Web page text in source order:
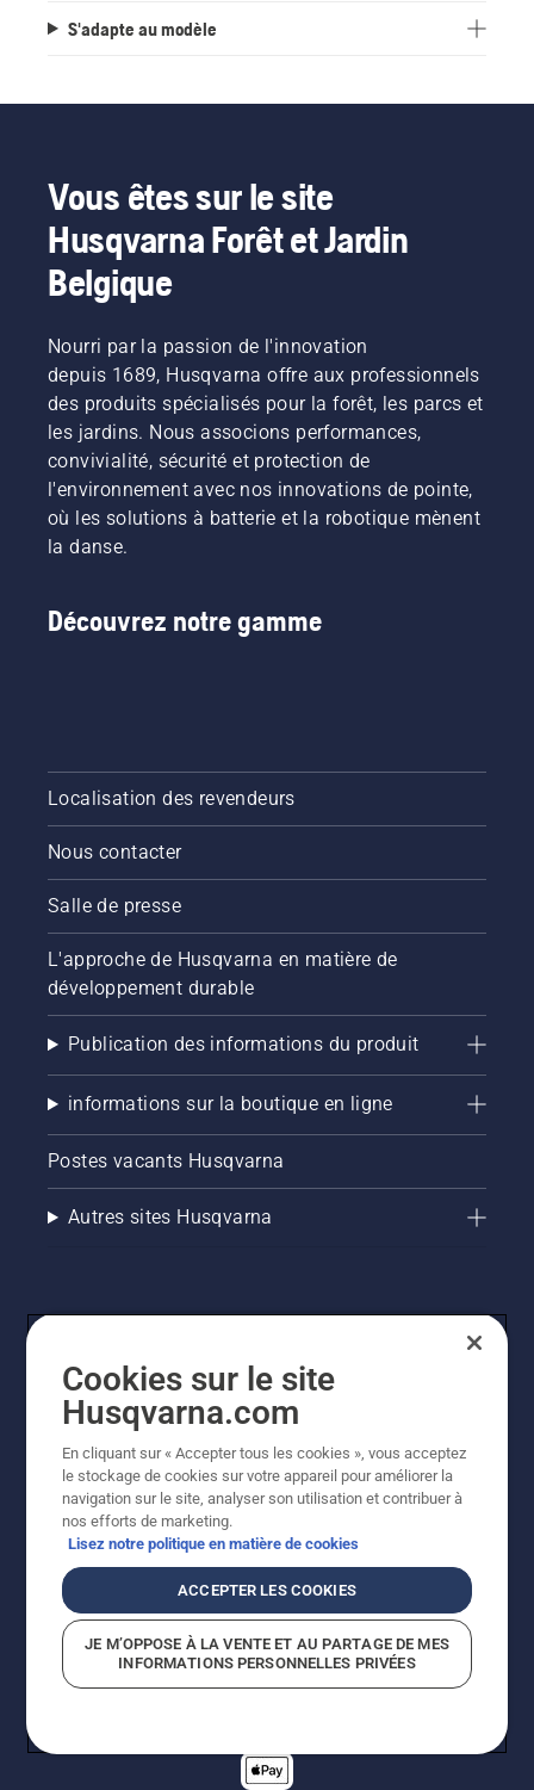
S'adapte au modèle
Vous êtes sur le site
Husqvarna Forêt et Jardin
Belgique
Nourri par la passion de l'innovation
depuis 1689, Husqvarna offre aux professionnels
des produits spécialisés pour la forêt, les parcs et
les jardins. Nous associons performances,
convivialité, sécurité et protection de
l'environnement avec nos innovations de pointe,
où les solutions à batterie et la robotique mènent
la danse.
Découvrez notre gamme
Localisation des revendeurs
Nous contacter
Salle de presse
L'approche de Husqvarna en matière de
développement durable
Publication des informations du produit
informations sur la boutique en ligne
Postes vacants Husqvarna
Autres sites Husqvarna
© Husqvarna AB (publ). Tous droits réservés. Les prix
indiqués sont des prix de vente conseillés. Tous les prix
indiqués sont des prix de vente recommandés (TVA
incluse), sauf si le produit est disponible pour un achat
direct.
Politique relative aux cookiesConditions d'utilisation
Signalement de violations présumées
Cookies sur le site
Husqvarna.com
En cliquant sur « Accepter tous les cookies », vous acceptez
le stockage de cookies sur votre appareil pour améliorer la
navigation sur le site, analyser son utilisation et contribuer à
nos efforts de marketing.
Lisez notre politique en matière de cookies
ACCEPTER LES COOKIES
JE M’OPPOSE À LA VENTE ET AU PARTAGE DE MES
INFORMATIONS PERSONNELLES PRIVÉES